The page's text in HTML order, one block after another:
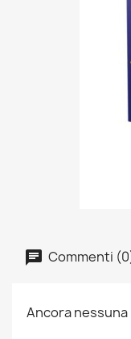
Commenti
Ancora